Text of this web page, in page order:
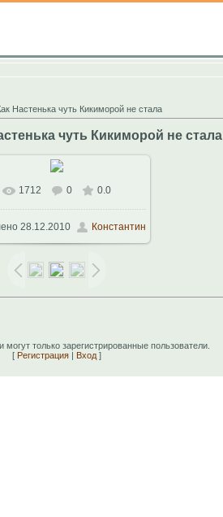
Настенька чуть Кикиморой не стала
чуть Кикиморой не стала
В реальном размере 1024x768
257.4Kb
1712 0 0.0
28.12.2010 Константин
только зарегистрированные пользователи.
[ Регистрация| Вход]